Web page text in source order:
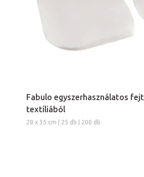
Fabulo egyszerhasználatos
textíliából
28 x 35 cm | 25 db | 200 db